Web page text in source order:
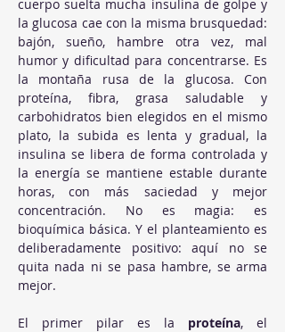
cuerpo suelta mucha insulina de golpe y
la glucosa cae con la misma brusquedad:
bajón, sueño, hambre otra vez, mal
humor y dificultad para concentrarse. Es
la montaña rusa de la glucosa. Con
proteína, fibra, grasa saludable y
carbohidratos bien elegidos en el mismo
plato, la subida es lenta y gradual, la
insulina se libera de forma controlada y
la energía se mantiene estable durante
horas, con más saciedad y mejor
concentración. No es magia: es
bioquímica básica. Y el planteamiento es
deliberadamente positivo: aquí no se
quita nada ni se pasa hambre, se arma
mejor.
El primer pilar es la proteína, el